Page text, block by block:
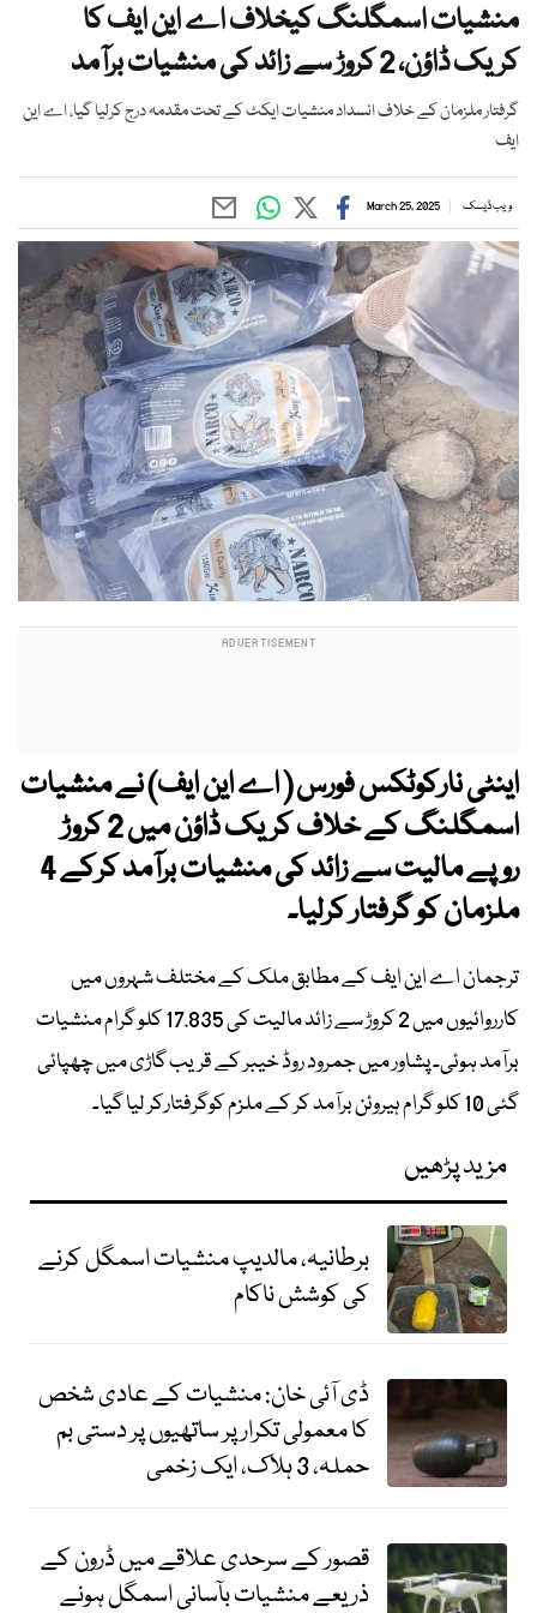
منشیات اسمگلنگ کیخلاف اے این ایف کا
کریک ڈاؤن، 2 کروڑ سے زائد کی منشیات برآمد
گرفتار ملزمان کے خلاف انسداد منشیات ایکٹ کے تحت مقدمہ درج کرلیا گیا، اے این
ایف
ویب ڈیسک March 25, 2025
اینٹی نارکوٹکس فورس ( اے این ایف) نے منشیات
اسمگلنگ کے خلاف کریک ڈاؤن میں 2 کروڑ
روپے مالیت سے زائد کی منشیات برآمد کرکے 4
ملزمان کو گرفتار کرلیا۔
ترجمان اے این ایف کے مطابق ملک کے مختلف شہروں میں
کارروائیوں میں 2 کروڑ سے زائد مالیت کی 17.835 کلو گرام منشیات
برآمد ہوئی۔ پشاور میں جمرود روڈ خیبر کے قریب گاڑی میں چھپائی
گئی 10 کلو گرام ہیروئن برآمد کر کے ملزم کوگرفتارکر لیا گیا۔
مزید پڑھیں
برطانیہ، مالدیپ منشیات اسمگل کرنے
کی کوشش ناکام
ڈی آئی خان: منشیات کے عادی شخص
کا معمولی تکرار پر ساتھیوں پر دستی بم
حملہ، 3 ہلاک، ایک زخمی
قصور کے سرحدی علاقے میں ڈرون کے
ذریعے منشیات بآسانی اسمگل ہونے